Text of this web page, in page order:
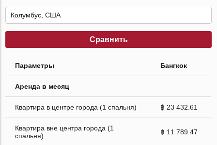
Сравнить
Параметры Бангкок
Аренда в месяц
Квартира в центре города (1 спальня) ฿ 23 432.61
Квартира вне центра города (1
спальня)
฿ 11 789.47